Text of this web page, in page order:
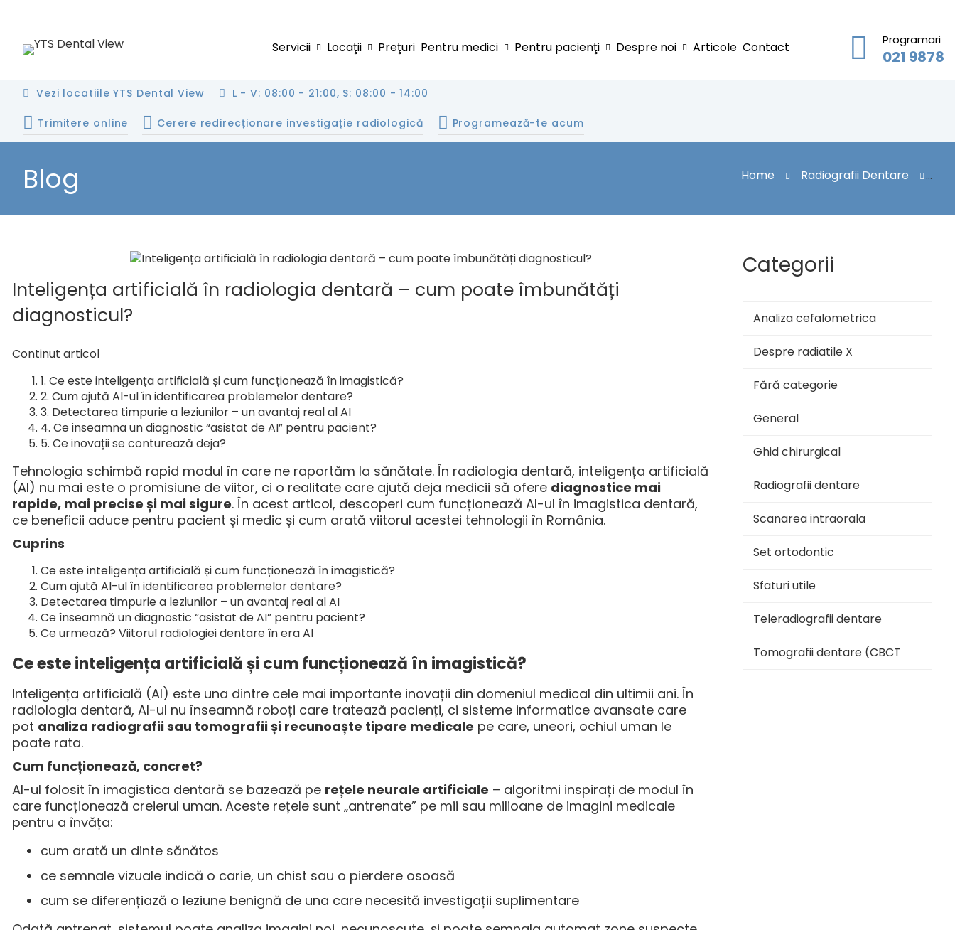
Servicii Locaţii Preţuri Pentru medici Pentru pacienţi Despre noi Articole Contact Programari
021 9878
Vezi locatiile YTS Dental View L - V: 08:00 - 21:00, S: 08:00 - 14:00
Trimitere online Cerere redirecționare investigație radiologică Programează-te acum
Blog Home
Radiografii Dentare
Inteligența artificială în radiologia dentară – cum poate îmbunătăți
diagnosticul?
Continut articol
Ce este inteligența artificială și cum funcționează în imagistică?
Cum ajută AI-ul în identificarea problemelor dentare?
Detectarea timpurie a leziunilor – un avantaj real al AI
Ce inseamna un diagnostic “asistat de AI” pentru pacient?
Ce inovații se conturează deja?
Tehnologia schimbă rapid modul în care ne raportăm la sănătate. În radiologia dentară, inteligența artificială
(AI) nu mai este o promisiune de viitor, ci o realitate care ajută deja medicii să ofere diagnostice mai
rapide, mai precise și mai sigure. În acest articol, descoperi cum funcționează AI-ul în imagistica dentară,
ce beneficii aduce pentru pacient și medic și cum arată viitorul acestei tehnologii în România.
Cuprins
Ce este inteligența artificială și cum funcționează în imagistică?
Cum ajută AI-ul în identificarea problemelor dentare?
Detectarea timpurie a leziunilor – un avantaj real al AI
Ce înseamnă un diagnostic “asistat de AI” pentru pacient?
Ce urmează? Viitorul radiologiei dentare în era AI
Ce este inteligența artificială și cum funcționează în imagistică?
Inteligența artificială (AI) este una dintre cele mai importante inovații din domeniul medical din ultimii ani. În
radiologia dentară, AI-ul nu înseamnă roboți care tratează pacienți, ci sisteme informatice avansate care
pot analiza radiografii sau tomografii și recunoaște tipare medicale pe care, uneori, ochiul uman le
poate rata.
Cum funcționează, concret?
AI-ul folosit în imagistica dentară se bazează pe rețele neurale artificiale – algoritmi inspirați de modul în
care funcționează creierul uman. Aceste rețele sunt „antrenate” pe mii sau milioane de imagini medicale
pentru a învăța:
cum arată un dinte sănătos
ce semnale vizuale indică o carie, un chist sau o pierdere osoasă
cum se diferențiază o leziune benignă de una care necesită investigații suplimentare
Categorii
Analiza cefalometrica
Despre radiatile X
Fără categorie
General
Ghid chirurgical
Radiografii dentare
Scanarea intraorala
Set ortodontic
Sfaturi utile
Teleradiografii dentare
Tomografii dentare (CBCT